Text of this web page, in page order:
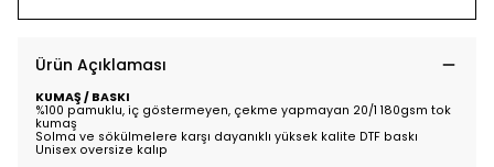
Ürün Açıklaması
KUMAŞ / BASKI
%100 pamuklu, iç göstermeyen, çekme yapmayan 20/1 180gsm tok
kumaş
Solma ve sökülmelere karşı dayanıklı yüksek kalite DTF baskı
Unisex oversize kalıp